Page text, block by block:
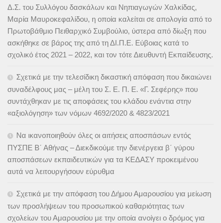
Δ.Σ. του Συλλόγου δασκάλων και Νηπιαγωγών Χαλκίδας,
Μαρία Μαυροκεφαλίδου, η οποία καλείται σε απολογία από το
Πρωτοβάθμιο Πειθαρχικό Συμβούλιο, ύστερα από δίωξη που
ασκήθηκε σε βάρος της από τη ΔΙ.Π.Ε. Εύβοιας κατά το
σχολικό έτος 2021 – 2022, και τον τότε Διευθυντή Εκπαίδευσης.
Σχετικά με την τελεσίδικη δικαστική απόφαση που δικαιώνει
συναδέλφους μας – μέλη του Σ. Ε. Π. Ε. «Γ. Σεφέρης» που
συντάχθηκαν με τις αποφάσεις του κλάδου ενάντια στην
«αξιολόγηση» των νόμων 4692/2020 & 4823/2021
Να ικανοποιηθούν όλες οι αιτήσεις αποσπάσων εντός
ΠΥΣΠΕ Β΄ Αθήνας – Διεκδικούμε την διενέργεια β΄ γύρου
αποσπάσεων εκπαιδευτικών για τα ΚΕΔΑΣΥ προκειμένου
αυτά να λειτουργήσουν εύρυθμα
Σχετικά με την απόφαση του Δήμου Αμαρουσίου για μείωση
των προσλήψεων του προσωπικού καθαριότητας των
σχολείων του Αμαρουσίου με την οποία ανοίγει ο δρόμος για